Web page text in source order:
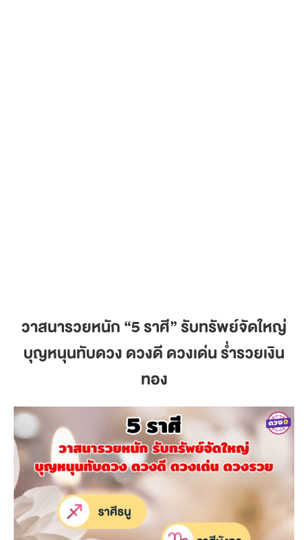
วาสนารวยหนัก“5 ราศี” รับทรัพย์จัดใหญ่
บุญหนุนทับดวง ดวงดี ดวงเด่น ร่ำรวยเงิน
ทอง